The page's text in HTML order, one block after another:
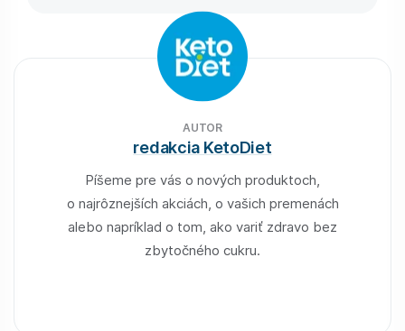
AUTOR
redakcia KetoDiet
Píšeme pre vás o nových produktoch,
o najrôznejších akciách, o vašich premenách
alebo napríklad o tom, ako variť zdravo bez
zbytočného cukru.